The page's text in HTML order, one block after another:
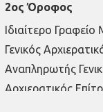
2ος Όροφος
Ιδιαίτερο
Γενικός
Αναπληρωτής
Αρχιερατικός